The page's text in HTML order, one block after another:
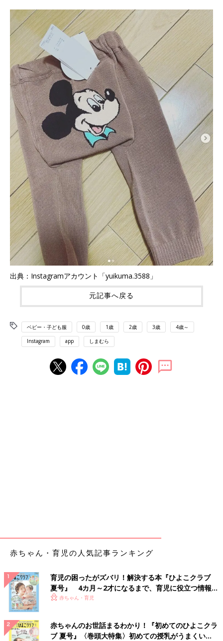
出典：Instagramアカウント「yuikuma.3588」
元記事へ戻る
ベビー・子ども服 0歳 1歳 2歳 3歳 4歳～
Instagram app しまむら
赤ちゃん・育児の人気記事ランキング
育児の困ったがズバリ！解決する本『ひよこクラブ
夏号』 4カ月～2才になるまで、育児に役立つ情報が
いっぱい！
赤ちゃん・育児
赤ちゃんのお世話まるわかり！『初めてのひよこクラ
ブ 夏号』〈巻頭大特集〉初めての授乳がうまくい